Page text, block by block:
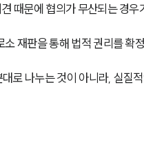
때문에 협의가 무산되는 경우
재판을 통해 법적 권리를 확
로 나누는 것이 아니라, 실질